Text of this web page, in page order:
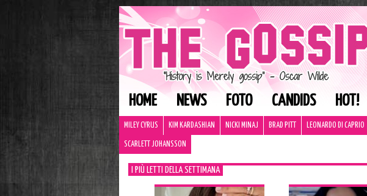
HOME NEWS FOTO CANDIDS HOT!
MILEY CYRUS KIM KARDASHIAN NICKI MINAJ BRAD PITT LEONARDO DI CAPRIO
SCARLETT JOHANSSON
I PIÙ LETTI DELLA SETTIMANA